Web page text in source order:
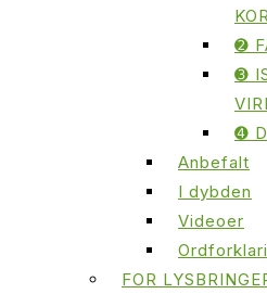
➋
➌
➍
Anbefalt
I dybden
Videoer
FOR